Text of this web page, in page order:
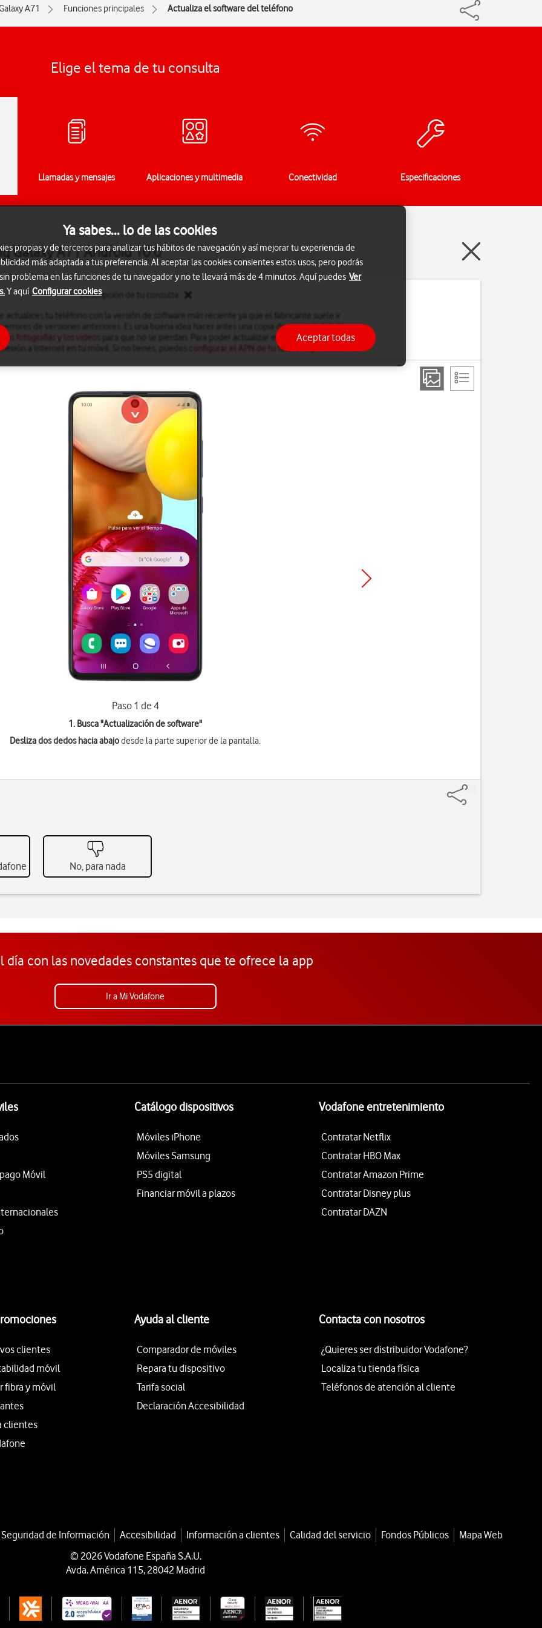
A71 Funciones principales Actualiza el software del teléfono
Elige el tema de tu consulta
Llamadas y mensajes Aplicaciones y multimedia Conectividad Especificaciones
Galaxy A71 Android 10.0
Descripción de tu consulta
de versiones anteriores. Es una buena idea hacer antes una copia de seguridad de la
las fotografías y los vídeos
para que no se pierdan. Para poder actualizar el software del teléfono,
a Internet en tu móvil. Si no tienes, puedes
configurar el APN de tu teléfono para Internet
Paso 1 de 4
1. Busca "Actualización de software"
Desliza dos dedos hacia abajodesde la parte superior de la pantalla.
No, para nada
día con las novedades constantes que te ofrece la app
Ir a Mi Vodafone
Móvil
Catálogo dispositivos
Móviles iPhone
Móviles Samsung
PS5 digital
Financiar móvil a plazos
Vodafone entretenimiento
Contratar Netflix
Contratar HBO Max
Contratar Amazon Prime
Contratar Disney plus
Contratar DAZN
clientes
móvil
fibra y móvil
clientes
Ayuda al cliente
Comparador de móviles
Repara tu dispositivo
Tarifa social
Declaración Accesibilidad
Contacta con nosotros
¿Quieres ser distribuidor Vodafone?
Localiza tu tienda física
Teléfonos de atención al cliente
de Información Accesibilidad Información a clientes Calidad del servicio Fondos Públicos
Mapa Web
© 2026 Vodafone España S.A.U.
Avda. América 115, 28042 Madrid
Ya sabes... lo de las cookies
propias y de terceros para analizar tus hábitos de navegación y así mejorar tu experiencia de
más adaptada a tus preferencia. Al aceptar las cookies consientes estos usos, pero podrás
problema en las funciones de tu navegador y no te llevará más de 4 minutos. Aquí puedes Ver
Y aquí Configurar cookies
Aceptar todas